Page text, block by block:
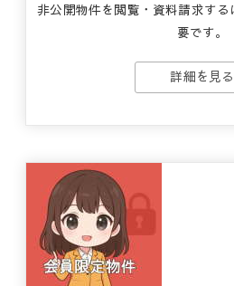
非公開物件を閲覧・資料請求す
要です。
詳細を見る